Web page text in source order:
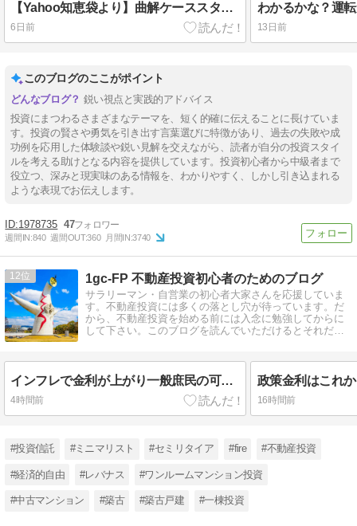
【Yahoo知恵袋より】曲解ケーススタディ。20代の6割が投資をするようになる未来が！？を400字で。
6日前 13日前
このブログのここがポイント
鋭い視点と実践的アドバイス
投資にまつわるさまざまなテーマを、短く的確に伝えることに長けていま
す。投資の賢さや勇気を引き出す言葉選びに特徴があり、過去の失敗や成
功例を応用した体験談や鋭い見解を交えながら、読者が自分の投資スタイ
ルを考える助けとなる内容を提供しています。投資初心者から中級者まで
役立つ、深みと現実味のある情報を、わかりやすく、しかし引き込まれる
ような表現でお伝えします。
1978735 47
週間IN:840 週間OUT:360 月間IN:3740
12 1gc-FP 不動産投資初心者のためのブログ
サラリーマン・自営業の初心者大家さんを応援していま
す。不動産投資には多くの落とし穴が待っています。だ
から、不動産投資を始める前には入念に勉強してからに
して下さい。このブログを読んでいただけるとそれだけ
インフレで金利が上がり一般庶民の可処分所得が増えれば家賃も上げられるが庶民の可処分所得は増えない
4時間前 16時間前
#投資信託 #ミニマリスト #セミリタイア #fire #不動産投資
#経済的自由 #レバナス #ワンルームマンション投資
#中古マンション #築古 #築古戸建 #一棟投資